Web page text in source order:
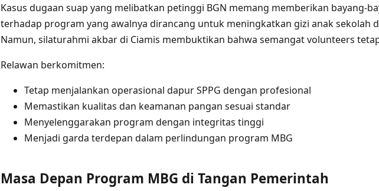
Kasus dugaan suap yang melibatkan petinggi BGN memang memberikan bayang-
terhadap program yang awalnya dirancang untuk meningkatkan gizi anak sekolah
Namun, silaturahmi akbar di Ciamis membuktikan bahwa semangat volunteers
Relawan berkomitmen:
Tetap menjalankan operasional dapur SPPG dengan profesional
Memastikan kualitas dan keamanan pangan sesuai standar
Menyelenggarakan program dengan integritas tinggi
Menjadi garda terdepan dalam perlindungan program MBG
Masa Depan Program MBG di Tangan Pemerintah